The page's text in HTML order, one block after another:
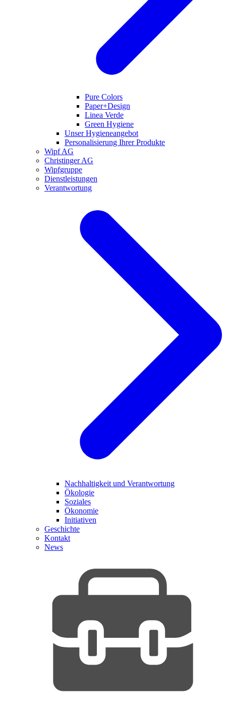
Pure Colors
Paper+Design
Linea Verde
Green Hygiene
Unser Hygieneangebot
Personalisierung Ihrer Produkte
Wipf AG
Christinger AG
Wipfgruppe
Dienstleistungen
Verantwortung
Nachhaltigkeit und Verantwortung
Ökologie
Soziales
Ökonomie
Initiativen
Geschichte
Kontakt
News